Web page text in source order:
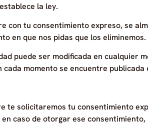
la ley.
con tu consentimiento expreso, se
en que nos pidas que los eliminemos.
puede ser modificada en cualquier
momento se encuentre
te solicitaremos tu consentimiento
caso de otorgar ese